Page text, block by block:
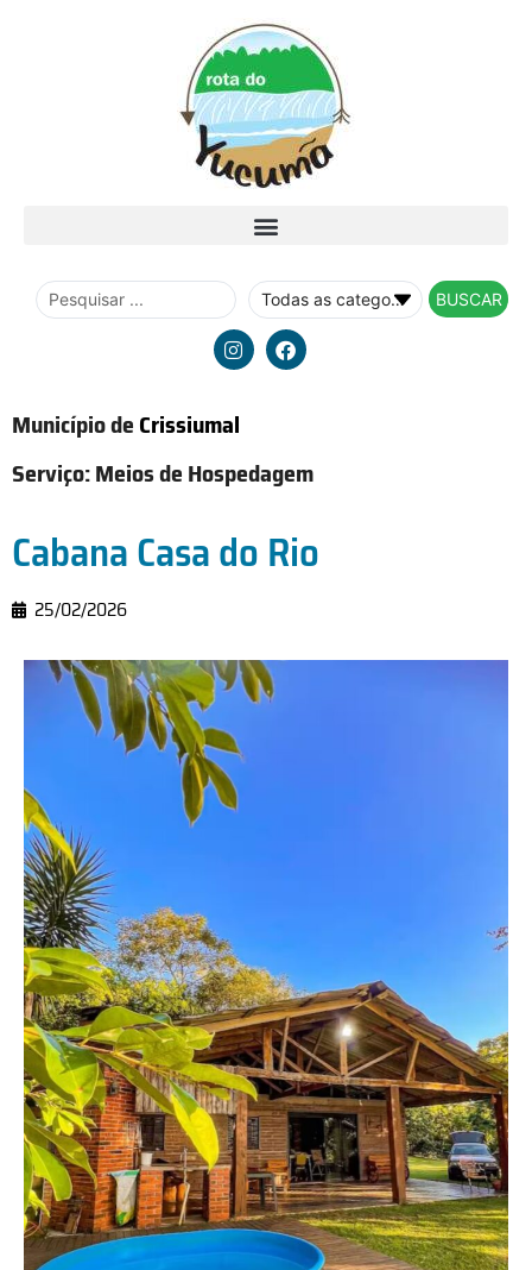
BUSCAR
Município deCrissiumal
Serviço:Meios de Hospedagem
Cabana Casa do Rio
25/02/2026